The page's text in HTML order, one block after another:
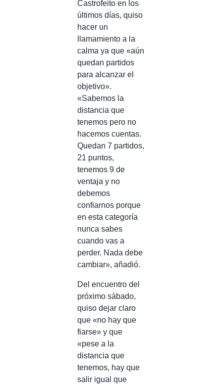
Castrofeito en los
últimos días, quiso
hacer un
llamamiento a la
calma ya que «aún
quedan partidos
para alcanzar el
objetivo».
«Sabemos la
distancia que
tenemos pero no
hacemos cuentas.
Quedan 7 partidos,
21 puntos,
tenemos 9 de
ventaja y no
debemos
confiarnos porque
en esta categoría
nunca sabes
cuando vas a
perder. Nada debe
cambiar», añadió.
Del encuentro del
próximo sábado,
quiso dejar claro
que «no hay que
fiarse» y que
«pese a la
distancia que
tenemos, hay que
salir igual que